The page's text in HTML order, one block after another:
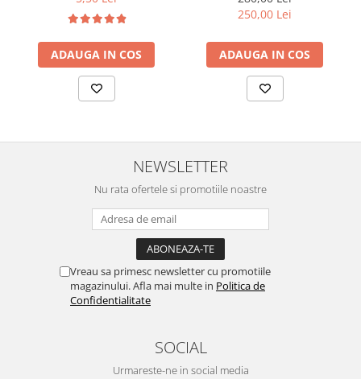
ADAUGA IN COS
albastru/rosu
250,00 Lei
ADAUGA IN COS
NEWSLETTER
Nu rata ofertele si promotiile noastre
Vreau sa primesc newsletter cu promotiile
magazinului. Afla mai multe in Politica de
Confidentialitate
SOCIAL
Urmareste-ne in social media